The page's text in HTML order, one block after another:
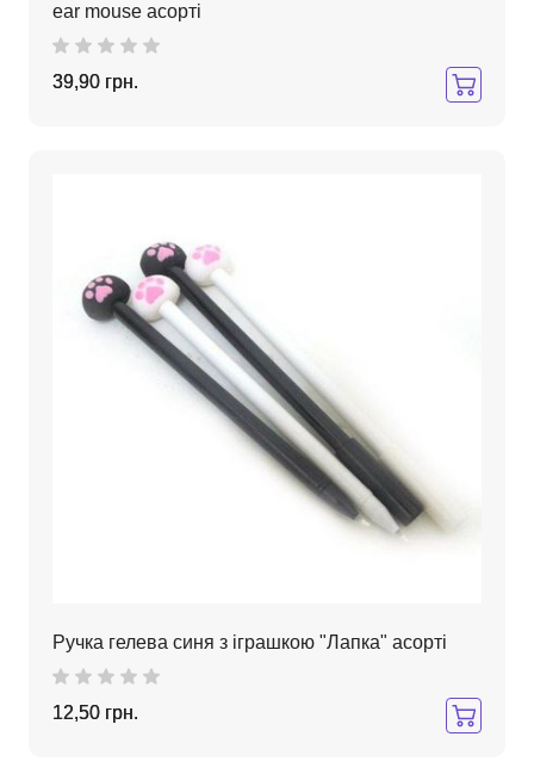
ear mouse асорті
39,90 грн.
Ручка гелева синя з іграшкою "Лапка" асорті
12,50 грн.